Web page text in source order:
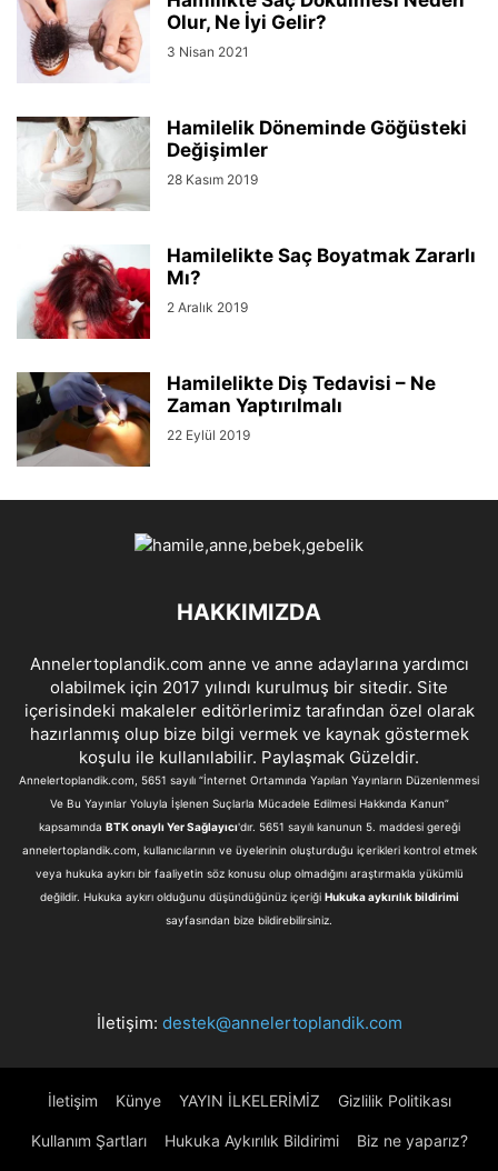
Olur, Ne İyi Gelir?
3 Nisan 2021
Hamilelik Döneminde Göğüsteki
Değişimler
28 Kasım 2019
Hamilelikte Saç Boyatmak Zararlı
Mı?
2 Aralık 2019
Hamilelikte Diş Tedavisi – Ne
Zaman Yaptırılmalı
22 Eylül 2019
HAKKIMIZDA
Annelertoplandik.com anne ve anne adaylarına yardımcı
olabilmek için 2017 yılındı kurulmuş bir sitedir. Site
içerisindeki makaleler editörlerimiz tarafından özel olarak
hazırlanmış olup bize bilgi vermek ve kaynak göstermek
koşulu ile kullanılabilir. Paylaşmak Güzeldir.
Annelertoplandik.com, 5651 sayılı “İnternet Ortamında Yapılan Yayınların Düzenlenmesi
Ve Bu Yayınlar Yoluyla İşlenen Suçlarla Mücadele Edilmesi Hakkında Kanun”
kapsamında BTK onaylı Yer Sağlayıcı'dır. 5651 sayılı kanunun 5. maddesi gereği
annelertoplandik.com, kullanıcılarının ve üyelerinin oluşturduğu içerikleri kontrol etmek
veya hukuka aykırı bir faaliyetin söz konusu olup olmadığını araştırmakla yükümlü
değildir. Hukuka aykırı olduğunu düşündüğünüz içeriği Hukuka aykırılık bildirimi
sayfasından bize bildirebilirsiniz.
İletişim: destek@annelertoplandik.com
İletişim Künye YAYIN İLKELERİMİZ Gizlilik Politikası
Kullanım Şartları Hukuka Aykırılık Bildirimi Biz ne yaparız?